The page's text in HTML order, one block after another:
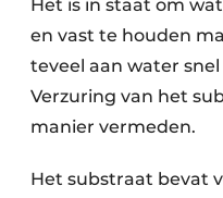
Toegangscontrole
Veiligheid & Opleiding
Het is in staat om
en vast te houden
teveel aan water
Verzuring van het
manier vermeden.
Het substraat bevat